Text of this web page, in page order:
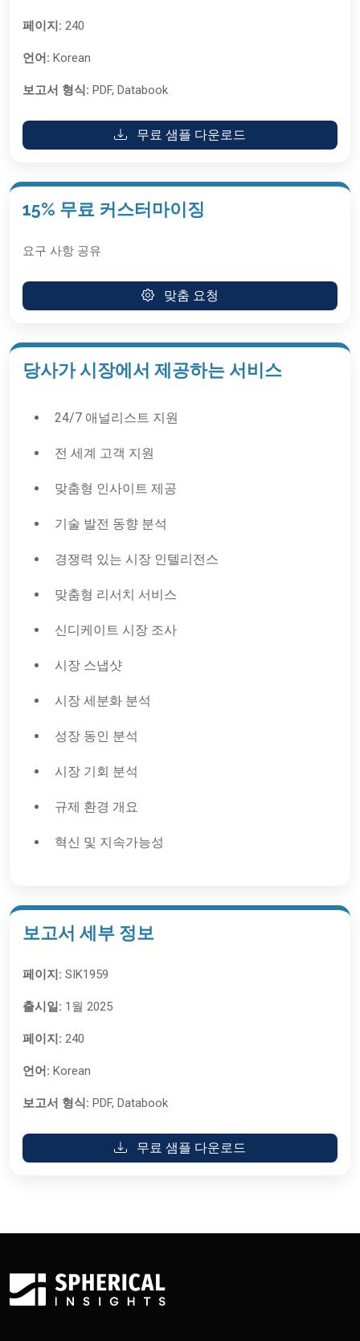
페이지: 240
언어: Korean
보고서 형식: PDF, Databook
무료 샘플 다운로드
15% 무료 커스터마이징
요구 사항 공유
맞춤 요청
당사가 시장에서 제공하는 서비스
24/7 애널리스트 지원
전 세계 고객 지원
맞춤형 인사이트 제공
기술 발전 동향 분석
경쟁력 있는 시장 인텔리전스
맞춤형 리서치 서비스
신디케이트 시장 조사
시장 스냅샷
시장 세분화 분석
성장 동인 분석
시장 기회 분석
규제 환경 개요
혁신 및 지속가능성
보고서 세부 정보
페이지: SIK1959
출시일: 1월 2025
페이지: 240
언어: Korean
보고서 형식: PDF, Databook
무료 샘플 다운로드